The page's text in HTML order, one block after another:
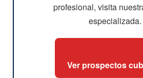
profesional, visita
especializada.
Ver prospectos